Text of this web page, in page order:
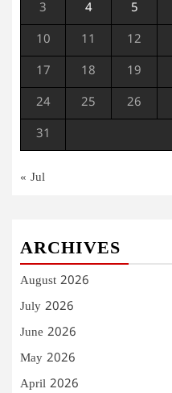
3 4 5
10 11 12
17 18 19
24 25 26
31
« Jul
ARCHIVES
August 2026
July 2026
June 2026
May 2026
April 2026